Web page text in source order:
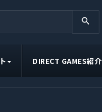
search
DIRECT GAMES紹介